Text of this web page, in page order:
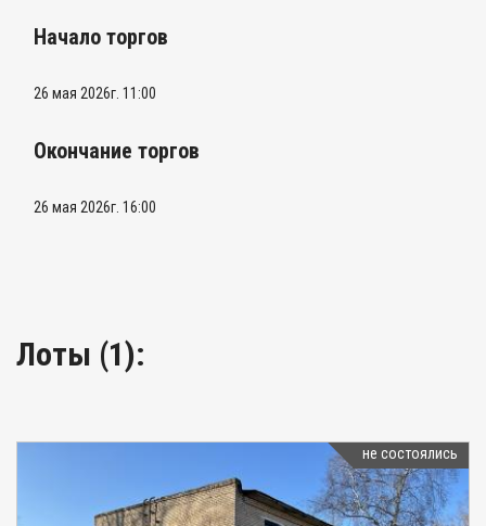
Начало торгов
26 мая 2026г. 11:00
Окончание торгов
26 мая 2026г. 16:00
Лоты (1):
не состоялись